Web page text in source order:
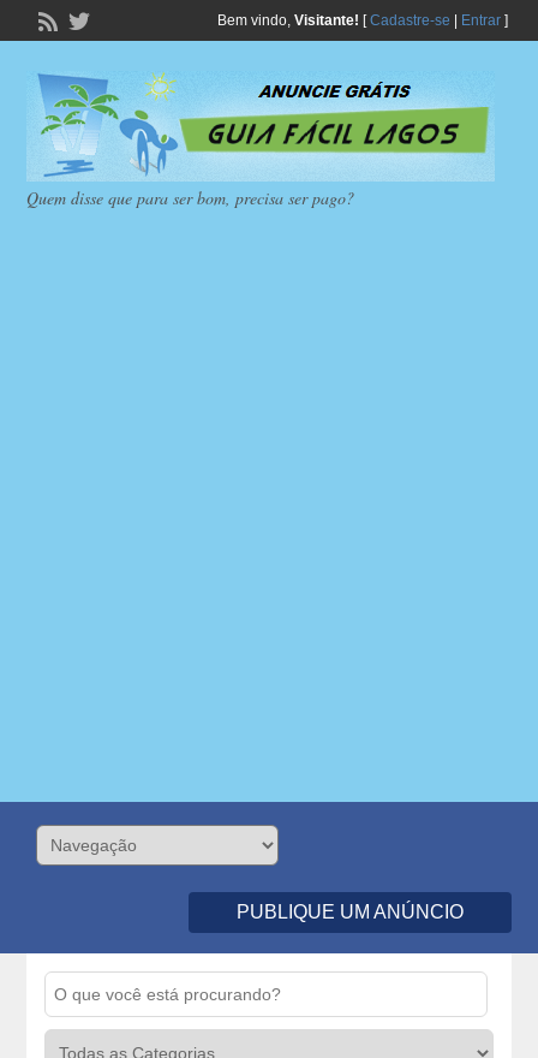
Bem vindo, Visitante! [Cadastre-se Entrar]
Quem disse que para ser bom, precisa ser pago?
PUBLIQUE UM ANÚNCIO